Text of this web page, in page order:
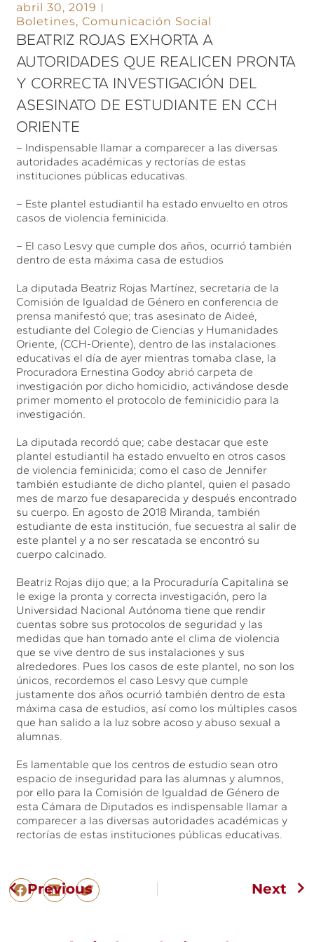
abril 30, 2019
Boletines,Comunicación Social
BEATRIZ ROJAS EXHORTA A
AUTORIDADES QUE REALICEN PRONTA
Y CORRECTA INVESTIGACIÓN DEL
ASESINATO DE ESTUDIANTE EN CCH
ORIENTE
– Indispensable llamar a comparecer a las diversas
autoridades académicas y rectorías de estas
instituciones públicas educativas.
– Este plantel estudiantil ha estado envuelto en otros
casos de violencia feminicida.
– El caso Lesvy que cumple dos años, ocurrió también
dentro de esta máxima casa de estudios
La diputada Beatriz Rojas Martínez, secretaria de la
Comisión de Igualdad de Género en conferencia de
prensa manifestó que; tras asesinato de Aideé,
estudiante del Colegio de Ciencias y Humanidades
Oriente, (CCH-Oriente), dentro de las instalaciones
educativas el día de ayer mientras tomaba clase, la
Procuradora Ernestina Godoy abrió carpeta de
investigación por dicho homicidio, activándose desde
primer momento el protocolo de feminicidio para la
investigación.
La diputada recordó que; cabe destacar que este
plantel estudiantil ha estado envuelto en otros casos
de violencia feminicida; como el caso de Jennifer
también estudiante de dicho plantel, quien el pasado
mes de marzo fue desaparecida y después encontrado
su cuerpo. En agosto de 2018 Miranda, también
estudiante de esta institución, fue secuestra al salir de
este plantel y a no ser rescatada se encontró su
cuerpo calcinado.
Beatriz Rojas dijo que; a la Procuraduría Capitalina se
le exige la pronta y correcta investigación, pero la
Universidad Nacional Autónoma tiene que rendir
cuentas sobre sus protocolos de seguridad y las
medidas que han tomado ante el clima de violencia
que se vive dentro de sus instalaciones y sus
alrededores. Pues los casos de este plantel, no son los
únicos, recordemos el caso Lesvy que cumple
justamente dos años ocurrió también dentro de esta
máxima casa de estudios, así como los múltiples casos
que han salido a la luz sobre acoso y abuso sexual a
alumnas.
Es lamentable que los centros de estudio sean otro
espacio de inseguridad para las alumnas y alumnos,
por ello para la Comisión de Igualdad de Género de
esta Cámara de Diputados es indispensable llamar a
comparecer a las diversas autoridades académicas y
rectorías de estas instituciones públicas educativas.
Previous Next